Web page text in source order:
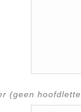
(geen